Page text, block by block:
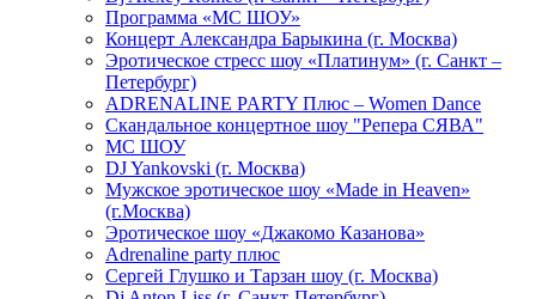
Программа «МС ШОУ»
Концерт Александра Барыкина (г. Москва)
Эротическое стресс шоу «Платинум» (г. Санкт –
Петербург)
ADRENALINE PARTY Плюс – Women Dance
Скандальное концертное шоу "Репера СЯВА"
МС ШОУ
DJ Yankovski (г. Москва)
Мужское эротическое шоу «Made in Heaven»
(г.Москва)
Эротическое шоу «Джакомо Казанова»
Adrenaline party плюс
Сергей Глушко и Тарзан шоу (г. Москва)